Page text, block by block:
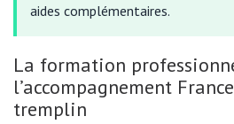
aides complémentaires.
La formation
l’accompagnement
tremplin